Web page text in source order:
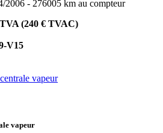
2006 - 276005 km au compteur
(240 € TVAC)
V15
vapeur